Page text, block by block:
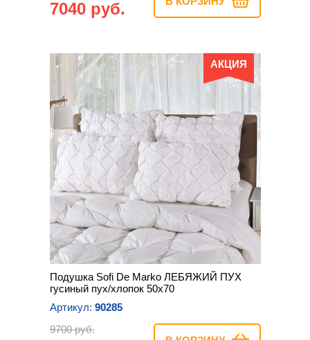
7040 руб.
АКЦИЯ
Подушка Sofi De Marko ЛЕБЯЖИЙ ПУХ
гусиный пух/хлопок 50х70
Артикул: 90285
9700 руб.